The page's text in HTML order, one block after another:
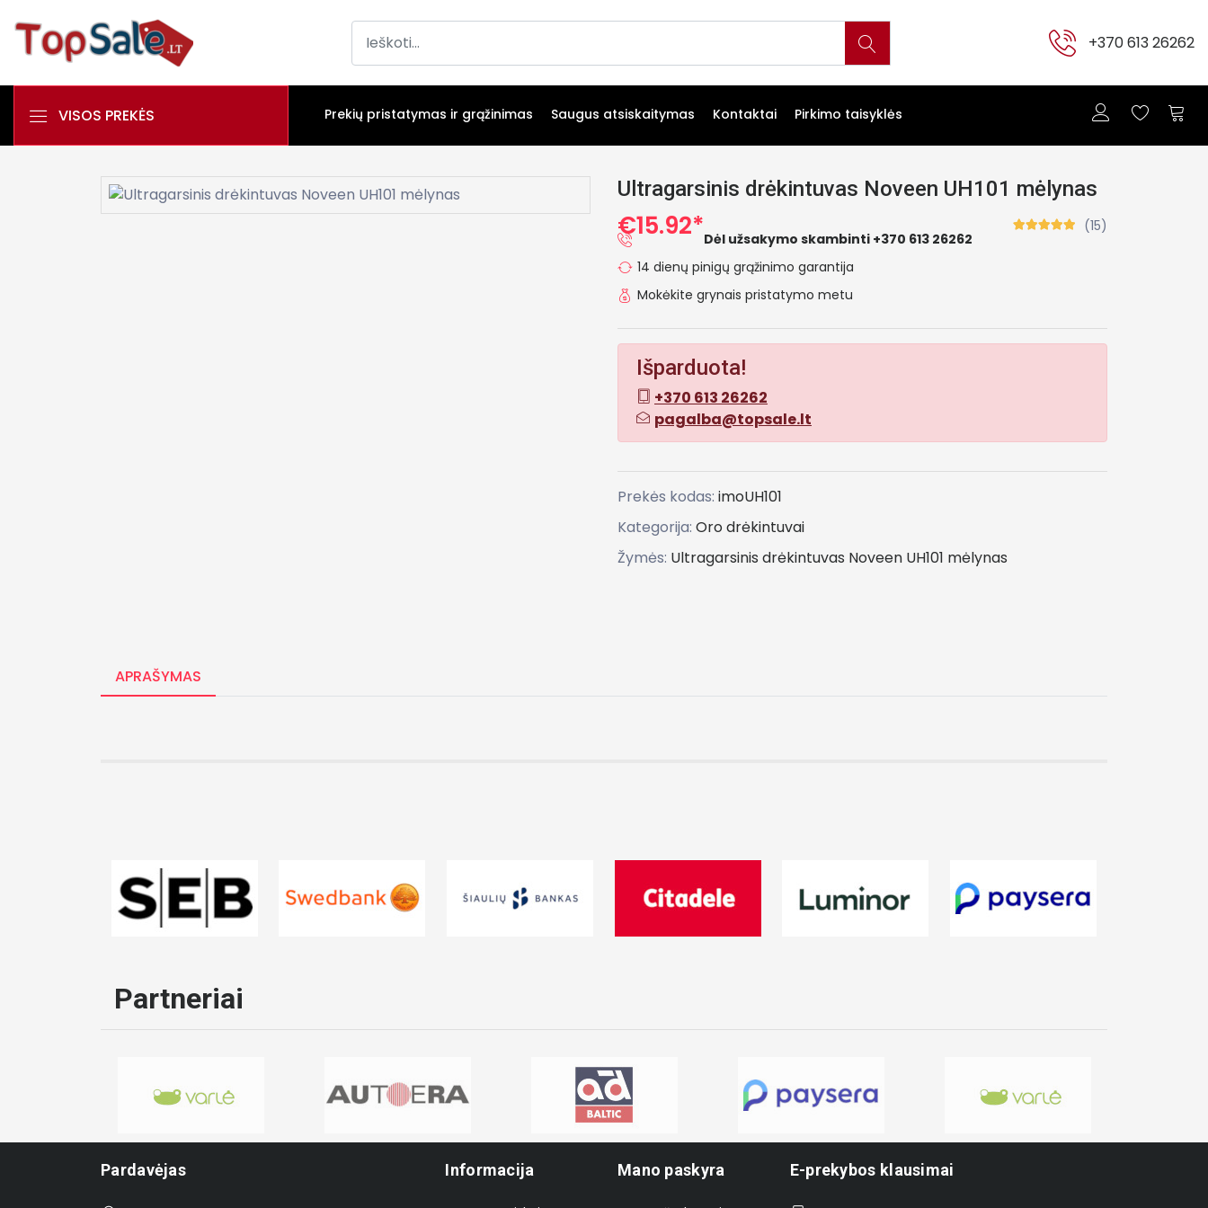
+370 613 26262
VISOS PREKĖS Prekių pristatymas ir grąžinimas Saugus atsiskaitymas Kontaktai Pirkimo taisyklės
Ultragarsinis drėkintuvas Noveen UH101 mėlynas
€15.92* (15)
Dėl užsakymo skambinti +370 613 26262
14 dienų pinigų grąžinimo garantija
Mokėkite grynais pristatymo metu
Išparduota!
+370 613 26262
pagalba@topsale.lt
Prekės kodas: imoUH101
Kategorija: Oro drėkintuvai
Žymės: Ultragarsinis drėkintuvas Noveen UH101 mėlynas
APRAŠYMAS
Partneriai
Pardavėjas Informacija Mano paskyra E-prekybos klausimai